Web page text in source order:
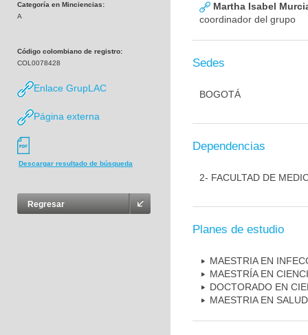
Categoría en Minciencias:
A
Código colombiano de registro:
COL0078428
Enlace GrupLAC
Página externa
Descargar resultado de búsqueda
Regresar
Martha Isabel
coordinador del grupo
Sedes
BOGOTÁ
Dependencias
2- FACULTAD DE
Planes de estudio
MAESTRIA EN
MAESTRÍA EN
DOCTORADO EN
MAESTRIA EN